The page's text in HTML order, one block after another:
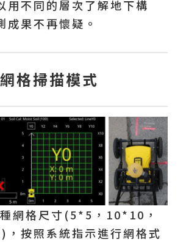
用不同的層次了解地下構
成果不再懷疑。
網格掃描模式
網格尺寸(5*5，10*10，
按照系統指示進行網格式